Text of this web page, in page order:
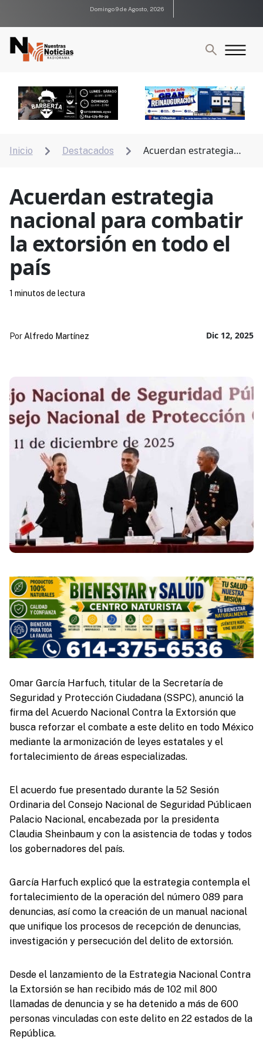
Domingo 9 de Agosto, 2026
Inicio  Destacados 
Acuerdan estrategia
Acuerdan estrategia
nacional para combatir
la extorsión en todo el
país
Dic 12, 2025
Por Alfredo Martínez
1 minutos de lectura
Omar García Harfuch, titular de la Secretaría de
Seguridad y Protección Ciudadana (SSPC), anunció la
firma del Acuerdo Nacional Contra la Extorsión que
busca reforzar el combate a este delito en todo México
mediante la armonización de leyes estatales y el
fortalecimiento de áreas especializadas.
El acuerdo fue presentado durante la 52 Sesión
Ordinaria del Consejo Nacional de Seguridad Públicaen
Palacio Nacional, encabezada por la presidenta
Claudia Sheinbaum y con la asistencia de todas y todos
los gobernadores del país.
García Harfuch explicó que la estrategia contempla el
fortalecimiento de la operación del número 089 para
denuncias, así como la creación de un manual nacional
que unifique los procesos de recepción de denuncias,
investigación y persecución del delito de extorsión.
Desde el lanzamiento de la Estrategia Nacional Contra
la Extorsión se han recibido más de 102 mil 800
llamadas de denuncia y se ha detenido a más de 600
personas vinculadas con este delito en 22 estados de la
República.